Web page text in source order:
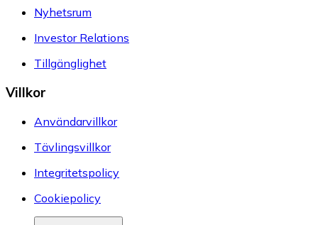
Nyhetsrum
Investor Relations
Tillgänglighet
Villkor
Användarvillkor
Tävlingsvillkor
Integritetspolicy
Cookiepolicy